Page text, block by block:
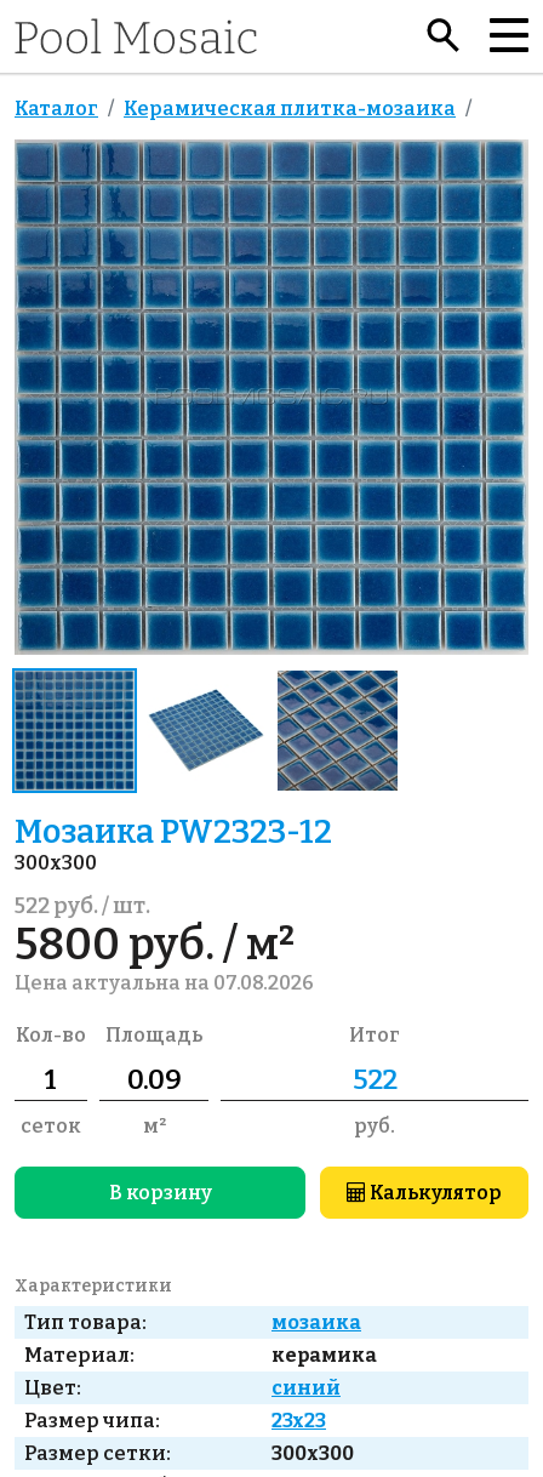
Каталог Керамическая плитка-мозаика
Мозаика PW2323-12
300x300
522 руб. / шт.
5800 руб. / м²
Цена актуальна на 07.08.2026
Кол-во
сеток
Площадь
м²
Итог
руб.
В корзину Калькулятор
Характеристики
Тип товара:
мозаика
Материал:
керамика
Цвет:
синий
Размер чипа:
23x23
Размер сетки:
300x300